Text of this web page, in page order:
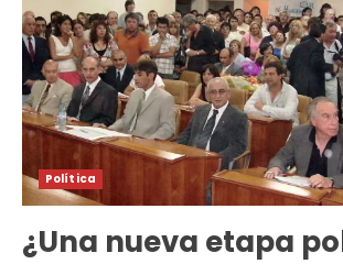
Política
¿Una nueva etapa